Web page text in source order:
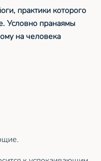
практики которого
Условно пранаямы
на человека